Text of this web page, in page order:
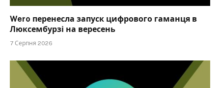
Wero перенесла запуск цифрового гаманця в
Люксембурзі на вересень
7 Серпня 2026